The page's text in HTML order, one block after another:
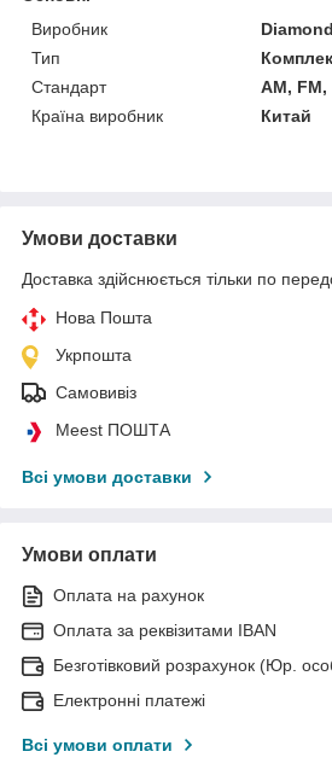
Виробник
Diamond
Тип
Стандарт
AM, FM,
Країна виробник
Китай
Умови доставки
Доставка здійснюється тільки по
Нова Пошта
Укрпошта
Самовивіз
Meest ПОШТА
Всі умови доставки
Умови оплати
Оплата на рахунок
Оплата за реквізитами IBAN
Безготівковий розрахунок (Юр.
Електронні платежі
Всі умови оплати